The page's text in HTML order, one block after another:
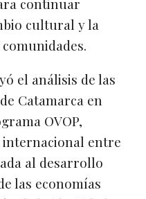
cultural y la
el análisis de las
Catamarca en
OVOP,
internacional entre
al desarrollo
las economías